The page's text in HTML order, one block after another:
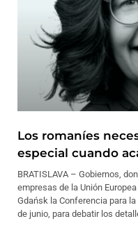
Los romaníes
especial cuando
BRATISLAVA – Gobiernos,
empresas de la Unión
Gdańsk la Conferencia para
de junio, para debatir los